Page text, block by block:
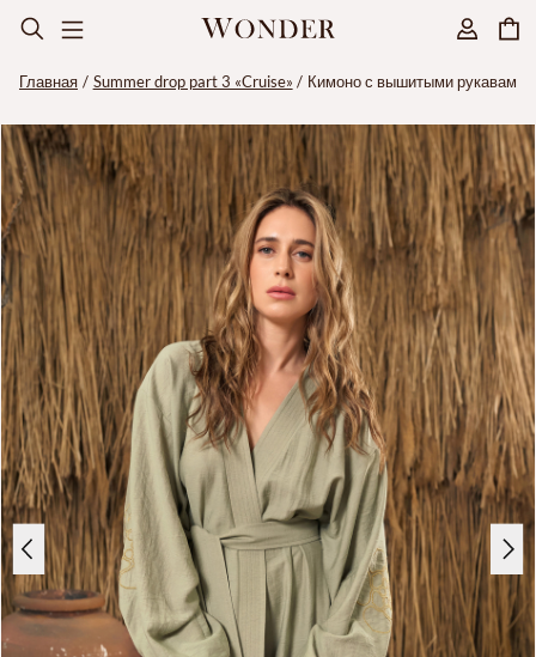
Главная Summer drop part 3 «Cruise» Кимоно с вышитыми